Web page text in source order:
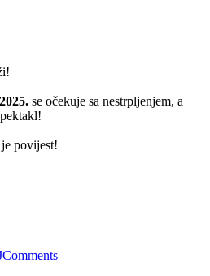
se očekuje sa nestrpljenjem, a
povijest!